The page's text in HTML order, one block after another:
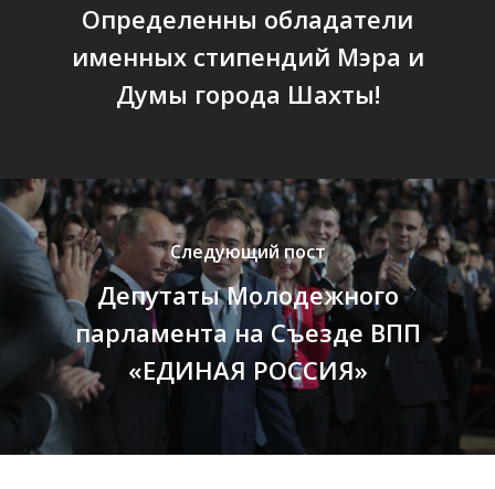
Определенны обладатели
именных стипендий Мэра и
Думы города Шахты!
Следующий пост
Депутаты Молодежного
парламента на Съезде ВПП
«ЕДИНАЯ РОССИЯ»